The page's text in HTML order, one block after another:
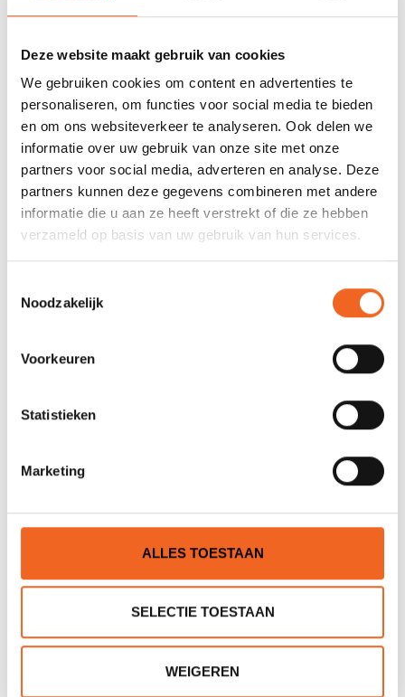
Deze website maakt gebruik van cookies
We gebruiken cookies om content en advertenties te
personaliseren, om functies voor social media te bieden
en om ons websiteverkeer te analyseren. Ook delen we
informatie over uw gebruik van onze site met onze
partners voor social media, adverteren en analyse. Deze
partners kunnen deze gegevens combineren met andere
informatie die u aan ze heeft verstrekt of die ze hebben
verzameld op basis van uw gebruik van hun services.
Noodzakelijk
Voorkeuren
Statistieken
Marketing
ALLES TOESTAAN
SELECTIE TOESTAAN
WEIGEREN
Gewicht: 1.95 kg
Draagvermogen:
REVIEWS
Nog niet gewaardeerd
GERELATEERDE PRODUCTEN
ECKLA KAJAKKAR
NIEUW!
SEGLA GEAR HANDPOMP,